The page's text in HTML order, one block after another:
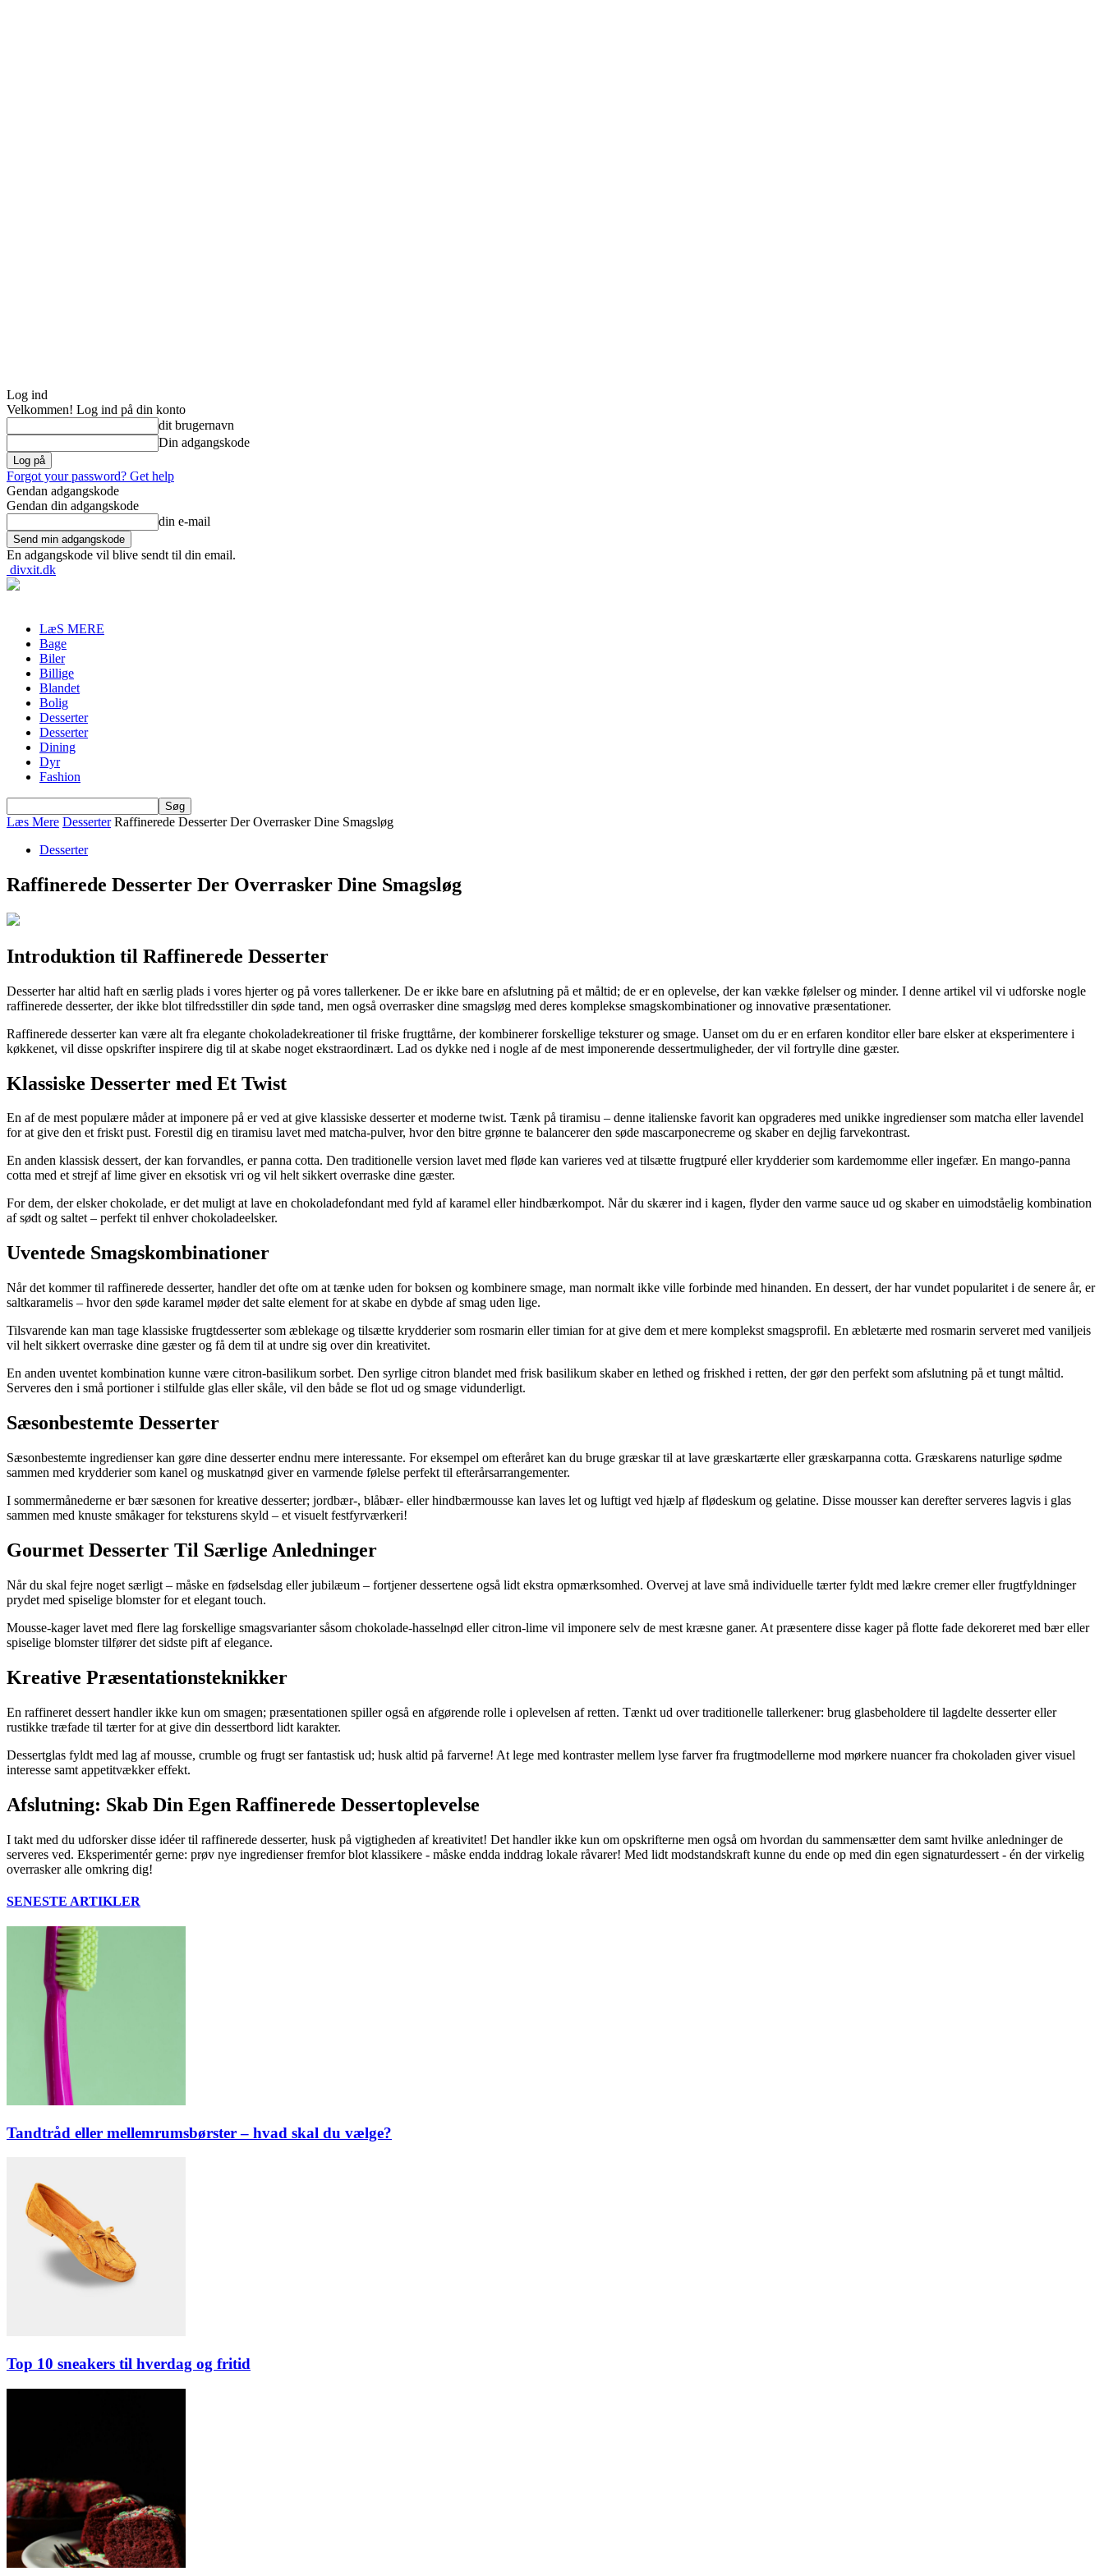
Log ind
Velkommen! Log ind på din konto
dit brugernavn
Din adgangskode
Forgot your password? Get help
Gendan adgangskode
Gendan din adgangskode
din e-mail
En adgangskode vil blive sendt til din email.
divxit.dk
LæS MERE
Bage
Biler
Billige
Blandet
Bolig
Desserter
Desserter
Dining
Dyr
Fashion
Læs Mere Desserter Raffinerede Desserter Der Overrasker Dine Smagsløg
Desserter
Raffinerede Desserter Der Overrasker Dine Smagsløg
Introduktion til Raffinerede Desserter
Desserter har altid haft en særlig plads i vores hjerter og på vores tallerkener. De er ikke bare en afslutning på et måltid; de er en oplevelse, der kan vække følelser og minder. I denne artikel vil vi udforske nogle
raffinerede desserter, der ikke blot tilfredsstiller din søde tand, men også overrasker dine smagsløg med deres komplekse smagskombinationer og innovative præsentationer.
Raffinerede desserter kan være alt fra elegante chokoladekreationer til friske frugttårne, der kombinerer forskellige teksturer og smage. Uanset om du er en erfaren konditor eller bare elsker at eksperimentere i
køkkenet, vil disse opskrifter inspirere dig til at skabe noget ekstraordinært. Lad os dykke ned i nogle af de mest imponerende dessertmuligheder, der vil fortrylle dine gæster.
Klassiske Desserter med Et Twist
En af de mest populære måder at imponere på er ved at give klassiske desserter et moderne twist. Tænk på tiramisu – denne italienske favorit kan opgraderes med unikke ingredienser som matcha eller lavendel
for at give den et friskt pust. Forestil dig en tiramisu lavet med matcha-pulver, hvor den bitre grønne te balancerer den søde mascarponecreme og skaber en dejlig farvekontrast.
En anden klassisk dessert, der kan forvandles, er panna cotta. Den traditionelle version lavet med fløde kan varieres ved at tilsætte frugtpuré eller krydderier som kardemomme eller ingefær. En mango-panna
cotta med et strejf af lime giver en eksotisk vri og vil helt sikkert overraske dine gæster.
For dem, der elsker chokolade, er det muligt at lave en chokoladefondant med fyld af karamel eller hindbærkompot. Når du skærer ind i kagen, flyder den varme sauce ud og skaber en uimodståelig kombination
af sødt og saltet – perfekt til enhver chokoladeelsker.
Uventede Smagskombinationer
Når det kommer til raffinerede desserter, handler det ofte om at tænke uden for boksen og kombinere smage, man normalt ikke ville forbinde med hinanden. En dessert, der har vundet popularitet i de senere år, er
saltkaramelis – hvor den søde karamel møder det salte element for at skabe en dybde af smag uden lige.
Tilsvarende kan man tage klassiske frugtdesserter som æblekage og tilsætte krydderier som rosmarin eller timian for at give dem et mere komplekst smagsprofil. En æbletærte med rosmarin serveret med vaniljeis
vil helt sikkert overraske dine gæster og få dem til at undre sig over din kreativitet.
En anden uventet kombination kunne være citron-basilikum sorbet. Den syrlige citron blandet med frisk basilikum skaber en lethed og friskhed i retten, der gør den perfekt som afslutning på et tungt måltid.
Serveres den i små portioner i stilfulde glas eller skåle, vil den både se flot ud og smage vidunderligt.
Sæsonbestemte Desserter
Sæsonbestemte ingredienser kan gøre dine desserter endnu mere interessante. For eksempel om efteråret kan du bruge græskar til at lave græskartærte eller græskarpanna cotta. Græskarens naturlige sødme
sammen med krydderier som kanel og muskatnød giver en varmende følelse perfekt til efterårsarrangementer.
I sommermånederne er bær sæsonen for kreative desserter; jordbær-, blåbær- eller hindbærmousse kan laves let og luftigt ved hjælp af flødeskum og gelatine. Disse mousser kan derefter serveres lagvis i glas
sammen med knuste småkager for teksturens skyld – et visuelt festfyrværkeri!
Gourmet Desserter Til Særlige Anledninger
Når du skal fejre noget særligt – måske en fødselsdag eller jubilæum – fortjener dessertene også lidt ekstra opmærksomhed. Overvej at lave små individuelle tærter fyldt med lækre cremer eller frugtfyldninger
prydet med spiselige blomster for et elegant touch.
Mousse-kager lavet med flere lag forskellige smagsvarianter såsom chokolade-hasselnød eller citron-lime vil imponere selv de mest kræsne ganer. At præsentere disse kager på flotte fade dekoreret med bær eller
spiselige blomster tilfører det sidste pift af elegance.
Kreative Præsentationsteknikker
En raffineret dessert handler ikke kun om smagen; præsentationen spiller også en afgørende rolle i oplevelsen af retten. Tænkt ud over traditionelle tallerkener: brug glasbeholdere til lagdelte desserter eller
rustikke træfade til tærter for at give din dessertbord lidt karakter.
Dessertglas fyldt med lag af mousse, crumble og frugt ser fantastisk ud; husk altid på farverne! At lege med kontraster mellem lyse farver fra frugtmodellerne mod mørkere nuancer fra chokoladen giver visuel
interesse samt appetitvækker effekt.
Afslutning: Skab Din Egen Raffinerede Dessertoplevelse
I takt med du udforsker disse idéer til raffinerede desserter, husk på vigtigheden af kreativitet! Det handler ikke kun om opskrifterne men også om hvordan du sammensætter dem samt hvilke anledninger de
serveres ved. Eksperimentér gerne: prøv nye ingredienser fremfor blot klassikere - måske endda inddrag lokale råvarer! Med lidt modstandskraft kunne du ende op med din egen signaturdessert - én der virkelig
overrasker alle omkring dig!
SENESTE ARTIKLER
Tandtråd eller mellemrumsbørster – hvad skal du vælge?
Top 10 sneakers til hverdag og fritid